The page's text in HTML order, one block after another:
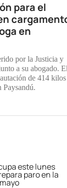
para el
en
por la Justicia y
a su abogado.
de 414 kilos
Paysandú.